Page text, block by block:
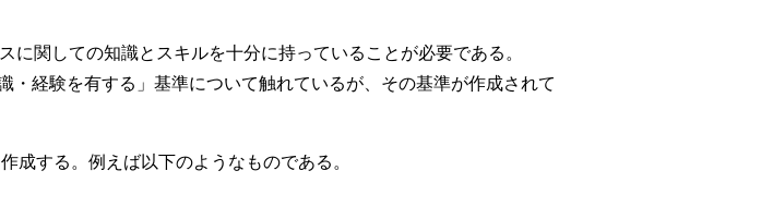
関しての知識とスキルを十分に持っていることが必要である。
経験を有する」基準について触れているが、その基準が作成されて
成する。例えば以下のようなものである。